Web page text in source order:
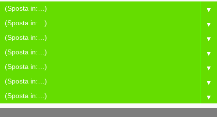
▼
▼
▼
▼
▼
▼
▼